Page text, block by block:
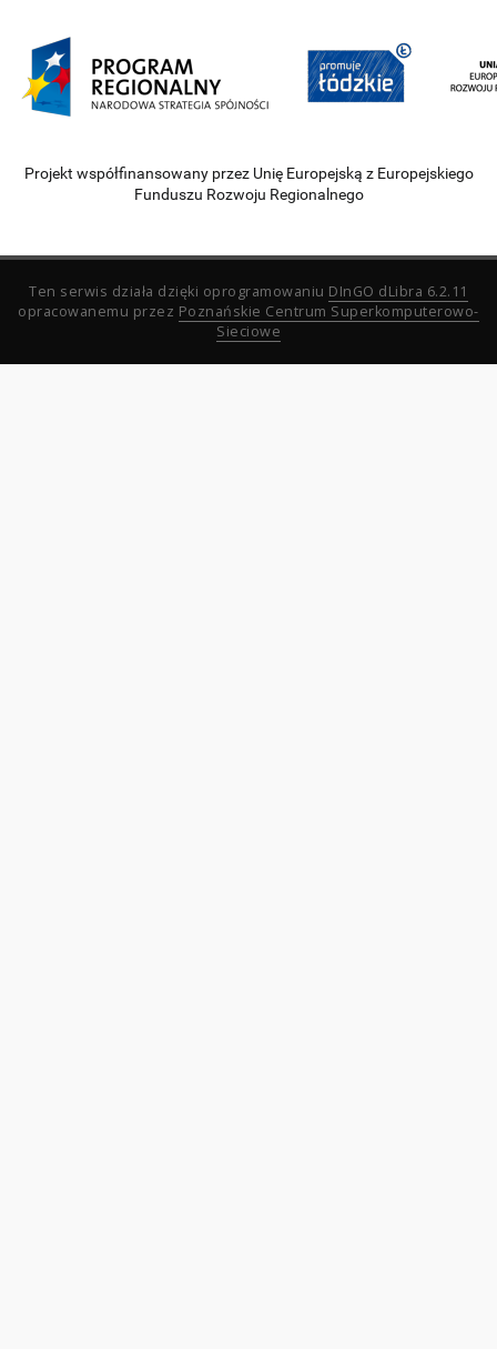
Projekt współfinansowany przez Unię Europejską z Europejskiego
Funduszu Rozwoju Regionalnego
Ten serwis działa dzięki oprogramowaniu DInGO dLibra 6.2.11
opracowanemu przez Poznańskie Centrum Superkomputerowo-
Sieciowe